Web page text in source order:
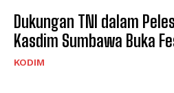
Dukungan TNI dalam
Kasdim Sumbawa Buka
KODIM